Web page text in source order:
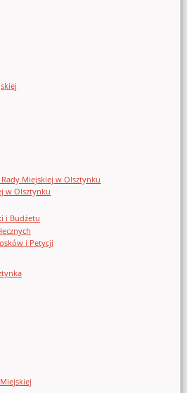
Miejskiej w Olsztynku
w Olsztynku
i Budżetu
i Petycji